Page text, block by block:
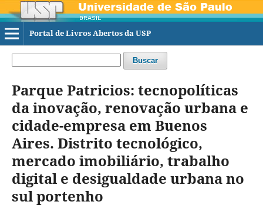
Portal de Livros Abertos da USP
Buscar
Parque Patricios: tecnopolíticas
da inovação, renovação urbana e
cidade-empresa em Buenos
Aires. Distrito tecnológico,
mercado imobiliário, trabalho
digital e desigualdade urbana no
sul portenho